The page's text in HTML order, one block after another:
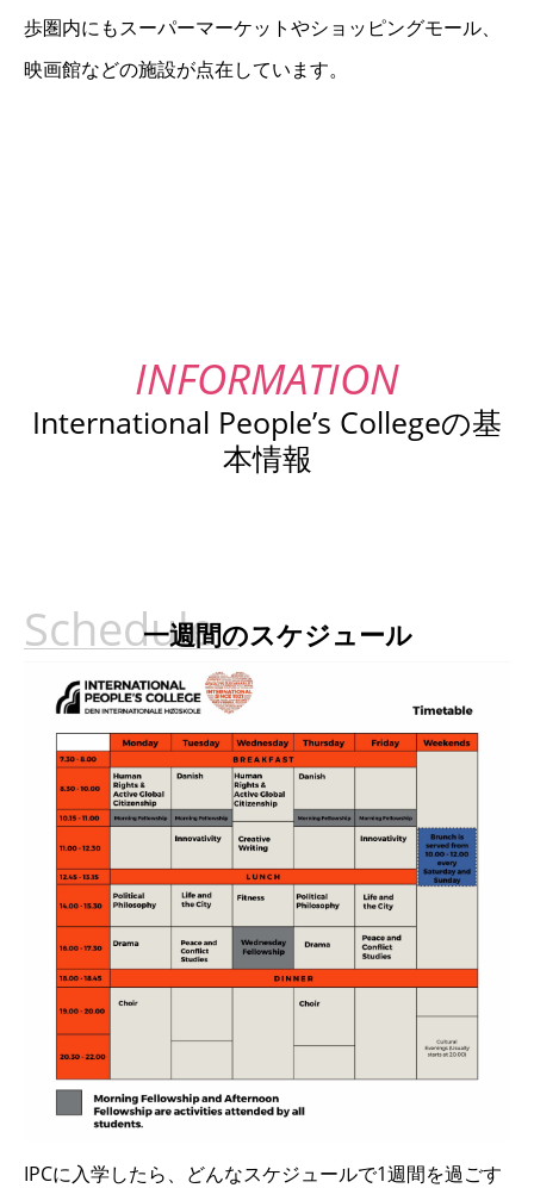
歩圏内にもスーパーマーケットやショッピングモール、
映画館などの施設が点在しています。
International People’s Collegeの基
本情報
一週間のスケジュール
IPCに入学したら、どんなスケジュールで1週間を過ごす